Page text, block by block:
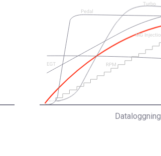
Dataloggning